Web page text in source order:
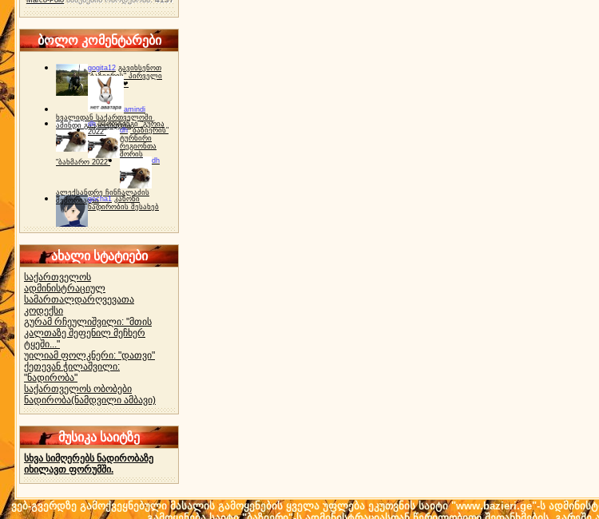
ბოლო კომენტარები
gogita12 გავიხსენოთ
"ბაზიერის" პირველი
ტურნირი ❤
amindi
ხვალიდან საქართველოში
ამინდი გაუარესდება
dh სპორტინგი "გურია
2022"
dh "ბაზიერის"
ტურნირი
რეგიონთა
შორის
"ბახმარო 2022"
dh
ალექსანდრე ჩინჩალაძის
მემორიალიgocha1 კანონი
ნადირობის შესახებ
ახალი სტატიები
საქართველოს
ადმინისტრაციულ
სამართალდარღვევათა
კოდექსი
გურამ რჩეულიშვილი: "მთის
კალთაზე შეფენილ მეჩხერ
ტყეში..."
უილიამ ფოლკნერი: "დათვი"
ქეთევან ჭილაშვილი:
"ნადირობა"
საქართველოს ობობები
ნადირობა(ნამდვილი ამბავი)
მუსიკა საიტზე
სხვა სიმღერებს ნადირობაზე
იხილავთ ფორუმში.
ვებ-გვერდზე გამოქვეყნებული მასალის გამოყენების ყველა უფლება ეკუთვნის საიტი "www.bazieri.ge"-ს